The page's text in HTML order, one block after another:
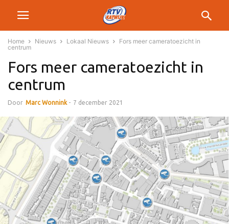
Home Nieuws Lokaal Nieuws
Fors meer cameratoezicht in
centrum
Fors meer cameratoezicht in
centrum
Door Marc Wonnink - 7 december 2021